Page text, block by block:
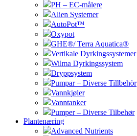
PH – EC-målere
Alien Systemer
AutoPot™
Oxypot
GHE®/ Terra Aquatica®
Vertikale Dyrkingssystemer
Wilma Dyrkingssystem
Dryppsystem
Pumpar – Diverse Tillbehör
Vannkjøler
Vanntanker
Pumper – Diverse Tilbehør
Plantenæring
Advanced Nutrients